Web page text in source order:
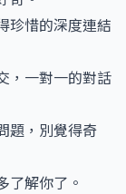
珍惜的深度連結
，一對一的對話
題，別覺得奇
了解你了。